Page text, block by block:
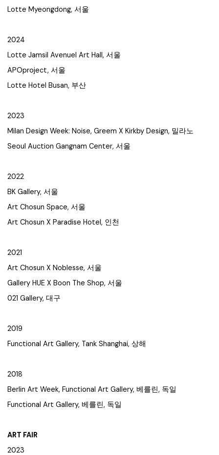
Lotte Myeongdong, 서울
2024
Lotte Jamsil Avenuel Art Hall, 서울
APOproject, 서울
Lotte Hotel Busan, 부산
2023
Milan Design Week: Noise, Greem X Kirkby Design, 밀라노
Seoul Auction Gangnam Center, 서울
2022
BK Gallery, 서울
Art Chosun Space, 서울
Art Chosun X Paradise Hotel, 인천
2021
Art Chosun X Noblesse, 서울
Gallery HUE X Boon The Shop, 서울
021 Gallery, 대구
2019
Functional Art Gallery, Tank Shanghai, 상해
2018
Berlin Art Week, Functional Art Gallery, 베를린, 독일
Functional Art Gallery, 베를린, 독일
ART FAIR
2023